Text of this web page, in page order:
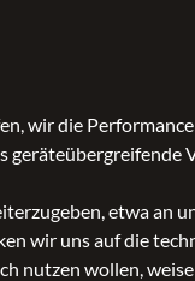
wir die
etwa an
wir uns auf die
nutzen wollen,